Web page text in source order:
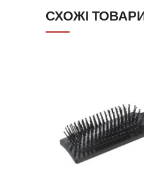
СХОЖІ